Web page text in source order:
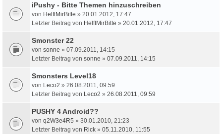
iPushy - Bitte Themen hinzuschreiben
von HelftMirBitte » 20.01.2012, 17:47
Letzter Beitrag von HelftMirBitte » 20.01.2012, 17:47
Smonster 22
von sonne » 07.09.2011, 14:15
Letzter Beitrag von sonne » 07.09.2011, 14:15
Smonsters Level18
von Leco2 » 26.08.2011, 09:59
Letzter Beitrag von Leco2 » 26.08.2011, 09:59
PUSHY 4 Android??
von q2W3e4R5 » 30.01.2010, 21:23
Letzter Beitrag von Rick » 05.11.2010, 11:55